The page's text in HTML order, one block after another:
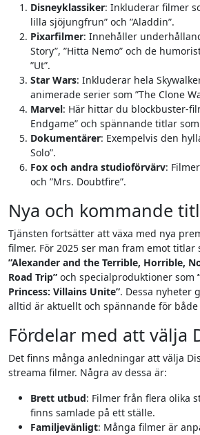
Disneyklassiker: Inkluderar filmer
lilla sjöjungfrun” och ”Aladdin”.
Pixarfilmer: Innehåller
Story”, ”Hitta Nemo” och de
”Ut”.
Star Wars: Inkluderar hela
animerade serier som ”The Clone
Marvel: Här hittar du blockbuster-
Endgame” och spännande titlar som
Dokumentärer: Exempelvis den
Solo”.
Fox och andra studioförvärv:
och ”Mrs. Doubtfire”.
Nya och kommande
Tjänsten fortsätter att växa med nya
filmer. För 2025 ser man fram emot titlar
”Alexander and the Terrible, Horrible,
Road Trip” och specialproduktioner som
Princess: Villains Unite”. Dessa nyheter
alltid är aktuellt och spännande för
Fördelar med att välja
Det finns många anledningar att välja
streama filmer. Några av dessa är:
Brett utbud: Filmer från flera olika
finns samlade på ett ställe.
Familjevänligt: Många filmer är